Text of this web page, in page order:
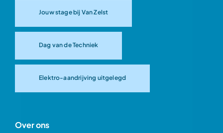
Jouw stage bij Van Zelst
Dag van de Techniek
Elektro-aandrijving uitgelegd
Over ons